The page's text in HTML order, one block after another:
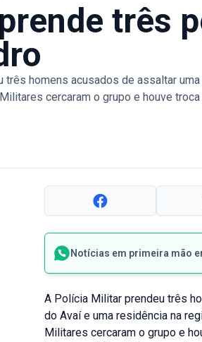
três
homens acusados de assaltar
cercaram o grupo e houve
Notícias em primeira mão
A Polícia Militar prendeu três
do Avaí e uma residência na
Militares cercaram o grupo e